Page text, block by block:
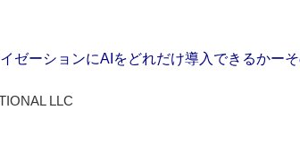
ゼーションにAIをどれだけ導入できるかー
LLC